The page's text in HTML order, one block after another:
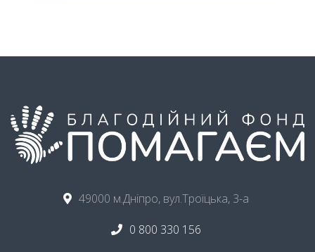
49000 м.Дніпро, вул.Троїцька, 3-а
0 800 330 156